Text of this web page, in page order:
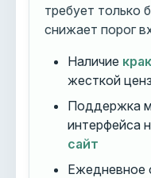
требует только
снижает порог
Наличие
жесткой
Поддержка
интерфейса
сайт
Ежедневное